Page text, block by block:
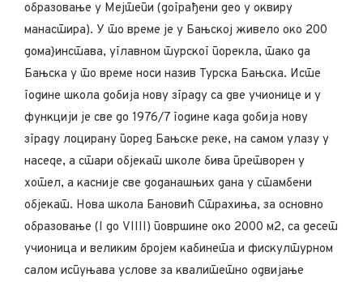
образовање у Мејтепи (дограђени део у оквиру
манастира). У то време је у Бањској живело око 200
дома}инстава, углавном турског порекла, тако да
Бањска у то време носи назив Турска Бањска. Исте
године школа добија нову зграду са две учионице и у
функцији је све до 1976/7 године када добија нову
зграду лоцирану поред Бањске реке, на самом улазу у
насеqе, а стари објекат школе бива претворен у
хотел, а касније све доданашњих дана у стамбени
објекат. Нова школа Бановић Страхиња, за основно
образовање (I до VIIII) површине око 2000 м2, са десет
учионица и великим бројем кабинета и фискултурном
салом испуњава услове за квалитетно одвијање